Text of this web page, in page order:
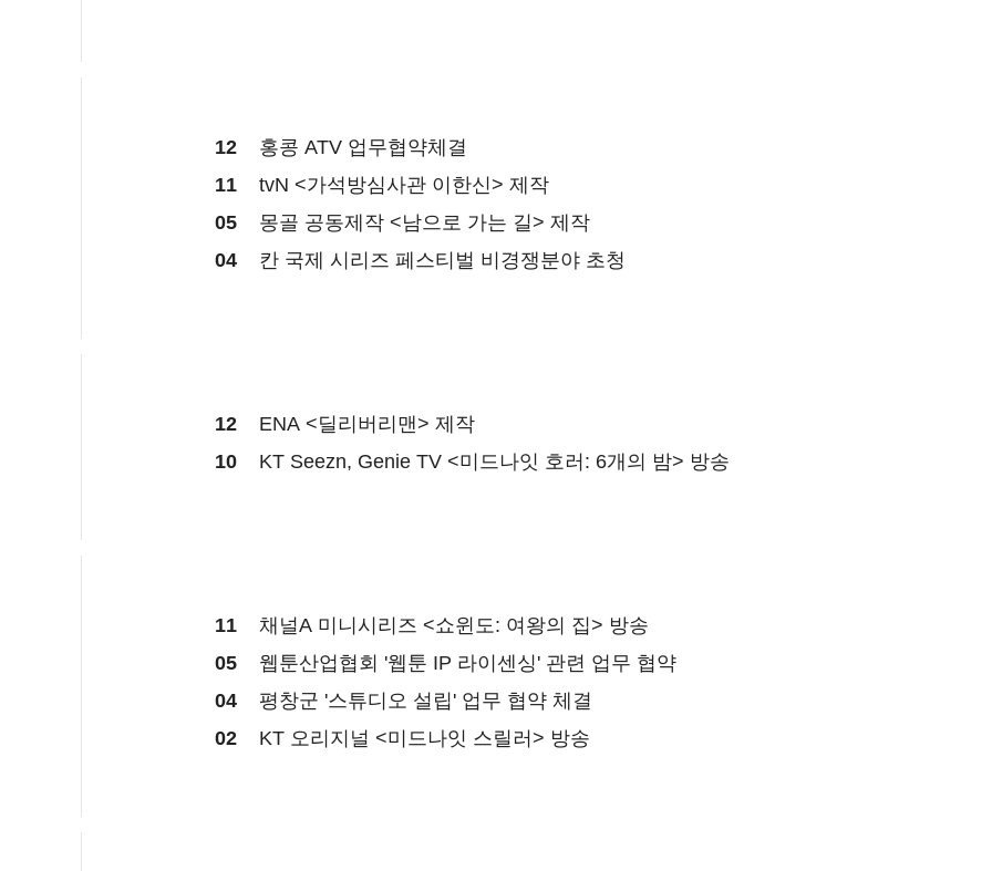
12
홍콩 ATV 업무협약체결
11
tvN <가석방심사관 이한신> 제작
05
몽골 공동제작 <남으로 가는 길> 제작
04
칸 국제 시리즈 페스티벌 비경쟁분야 초청
12
ENA <딜리버리맨> 제작
10
KT Seezn, Genie TV <미드나잇 호러: 6개의 밤> 방송
11
채널A 미니시리즈 <쇼윈도: 여왕의 집> 방송
05
웹툰산업협회 '웹툰 IP 라이센싱' 관련 업무 협약
04
평창군 '스튜디오 설립' 업무 협약 체결
02
KT 오리지널 <미드나잇 스릴러> 방송